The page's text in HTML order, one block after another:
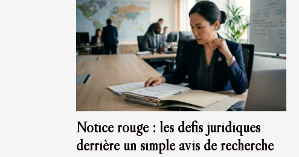
Notice rouge : les défis juridiques
derrière un simple avis de recherche